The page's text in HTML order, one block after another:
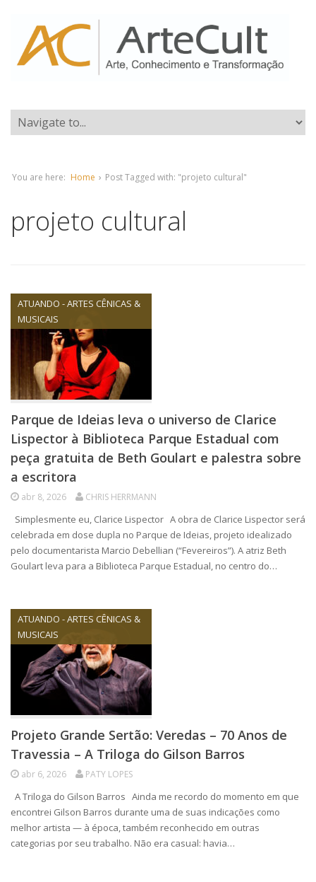
You are here: Home › Post Tagged with: "projeto cultural"
projeto cultural
ATUANDO - ARTES CÊNICAS &
MUSICAIS
Parque de Ideias leva o universo de Clarice
Lispector à Biblioteca Parque Estadual com
peça gratuita de Beth Goulart e palestra sobre
a escritora
abr 8, 2026 CHRIS HERRMANN
Simplesmente eu, Clarice Lispector A obra de Clarice Lispector será
celebrada em dose dupla no Parque de Ideias, projeto idealizado
pelo documentarista Marcio Debellian (“Fevereiros”). A atriz Beth
Goulart leva para a Biblioteca Parque Estadual, no centro do…
ATUANDO - ARTES CÊNICAS &
MUSICAIS
Projeto Grande Sertão: Veredas – 70 Anos de
Travessia – A Triloga do Gilson Barros
abr 6, 2026 PATY LOPES
A Triloga do Gilson Barros Ainda me recordo do momento em que
encontrei Gilson Barros durante uma de suas indicações como
melhor artista — à época, também reconhecido em outras
categorias por seu trabalho. Não era casual: havia…